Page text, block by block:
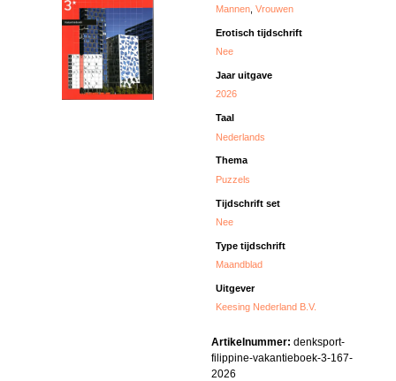
Mannen ,Vrouwen
Erotisch tijdschrift
Nee
Jaar uitgave
2026
Taal
Nederlands
Thema
Puzzels
Tijdschrift set
Nee
Type tijdschrift
Maandblad
Uitgever
Keesing Nederland B.V.
Artikelnummer: denksport-
filippine-vakantieboek-3-167-
2026